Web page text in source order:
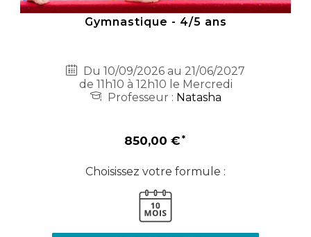
Gymnastique - 4/5 ans
Du 10/09/2026 au 21/06/2027
de 11h10 à 12h10 le Mercredi
Professeur : Natasha
850,00 €
Choisissez votre formule :